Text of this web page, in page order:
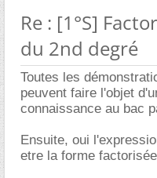
Re : [1°S]
du 2nd degré
Toutes les
peuvent faire l'objet
connaissance au bac
Ensuite, oui
etre la forme